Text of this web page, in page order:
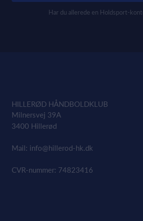
Har du allerede en Holdsport-
HILLERØD HÅNDBOLDKLUB
Milnersvej 39A
3400 Hillerød
Mail: info@hillerod-hk.dk
CVR-nummer: 74823416